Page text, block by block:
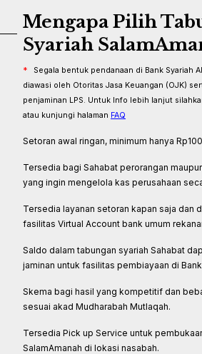
Mengapa Pilih
Syariah
*
Segala bentuk pendanaan di Bank Syariah
diawasi oleh Otoritas Jasa Keuangan (OJK)
penjaminan LPS. Untuk Info lebih lanjut
atau kunjungi halaman FAQ
Setoran awal ringan, minimum hanya
Tersedia bagi Sahabat perorangan
yang ingin mengelola kas perusahaan
Tersedia layanan setoran kapan saja dan
fasilitas Virtual Account bank umum
Saldo dalam tabungan syariah Sahabat
jaminan untuk fasilitas pembiayaan di
Skema bagi hasil yang kompetitif dan
sesuai akad Mudharabah Mutlaqah.
Tersedia Pick up Service untuk
SalamAmanah di lokasi nasabah.